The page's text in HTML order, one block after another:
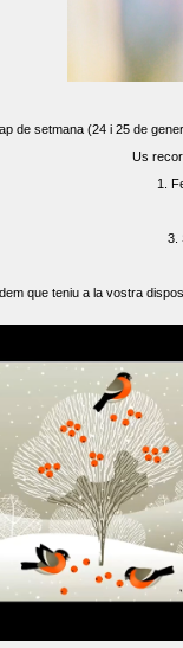
de setmana (24 i 25 de
Us
1.
3.
que teniu a la vostra